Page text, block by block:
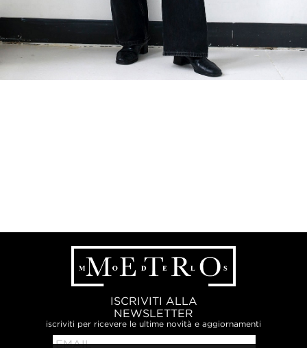
ISCRIVITI ALLA
NEWSLETTER
iscriviti per ricevere le ultime novità e aggiornamenti